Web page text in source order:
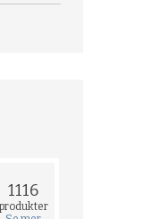
1116
produkter